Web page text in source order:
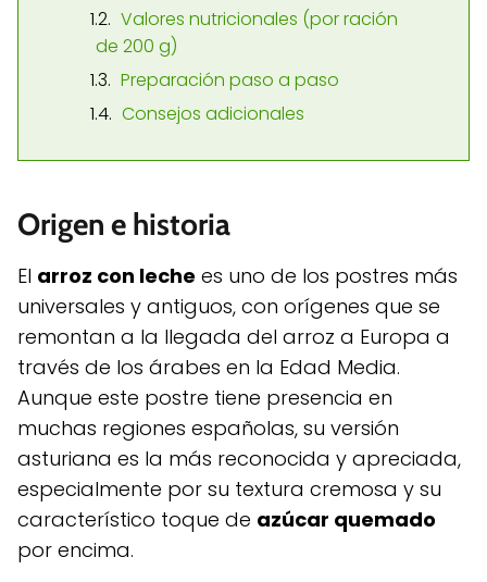
Valores nutricionales (por ración
de 200 g)
Preparación paso a paso
Consejos adicionales
Origen e historia
El arroz con leche es uno de los postres más
universales y antiguos, con orígenes que se
remontan a la llegada del arroz a Europa a
través de los árabes en la Edad Media.
Aunque este postre tiene presencia en
muchas regiones españolas, su versión
asturiana es la más reconocida y apreciada,
especialmente por su textura cremosa y su
característico toque de azúcar quemado
por encima.